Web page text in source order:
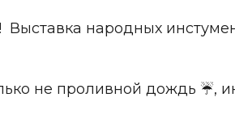
народных
не проливной дождь ☔,